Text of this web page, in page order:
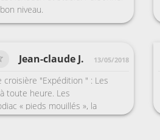
niveau.
Jean-claude J. 13/05/2018
croisière "Expédition " : Les
toute heure. Les
« pieds mouillés », la
de sortir des sentiers